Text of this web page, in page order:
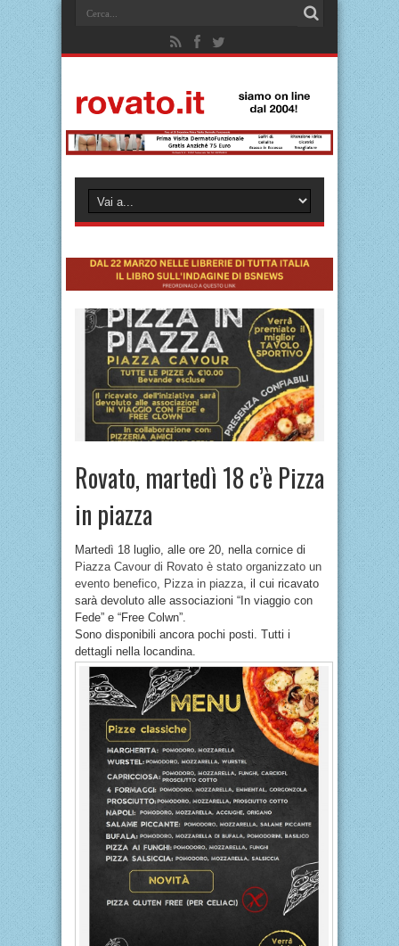
Rovato, martedì 18 c’è Pizza
in piazza
Martedì 18 luglio, alle ore 20, nella cornice di
Piazza Cavour di Rovato è stato organizzato un
evento benefico, Pizza in piazza , il cui ricavato
sarà devoluto alle associazioni “In viaggio con
Fede” e “Free Colwn”.
Sono disponibili ancora pochi posti. Tutti i
dettagli nella locandina.